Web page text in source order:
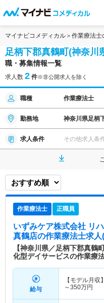
マイナビコメディカル 作業療法士
足柄下郡真鶴町(神奈川
職・募集情報一覧
求人数 2 件※非公開求人を除く
職種 作業療法士
勤務地 神奈川県足柄
求人条件 その他求人条
作業療法士 正職員
いずみケア株式会社 リ
真鶴店の作業療法士求人
【神奈川県／足柄下郡真
化型デイサービスの作業療
給与
【モデル月収】
～350万円